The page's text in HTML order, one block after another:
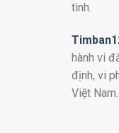
tình.
hành vi
định, vi
Việt Nam.